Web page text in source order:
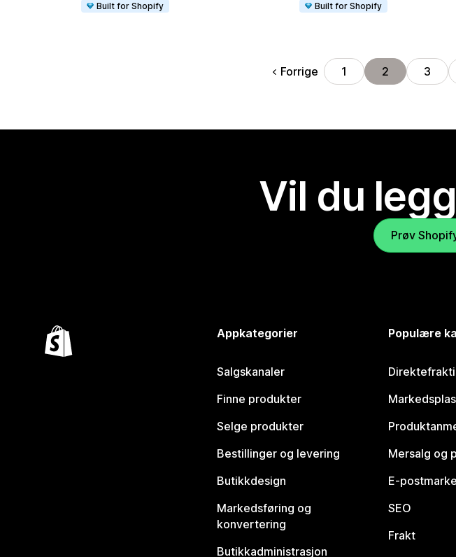
Built for Shopify
Built for Shopify
Forrige 1 2 3
Vil du
Prøv
Appkategorier
Salgskanaler
Finne produkter
Selge produkter
Bestillinger og levering
Butikkdesign
Markedsføring og
konvertering
Butikkadministrasjon
Populære
Mersalg og
E-
SEO
Frakt